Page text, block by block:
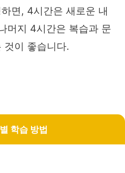
면, 4시간은 새로운 내
머지 4시간은 복습과 문
것이 좋습니다.
학습 방법